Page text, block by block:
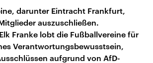
darunter Eintracht Frankfurt,
auszuschließen.
Franke lobt die Fußballvereine für
Verantwortungsbewusstsein,
aufgrund von AfD-